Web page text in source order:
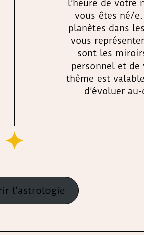
l’heure de votre
vous êtes né/
planètes dans
vous
sont les
personnel et de
thème est
d’évoluer
l’astrologie